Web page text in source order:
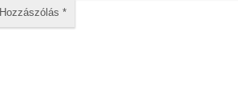
Hozzászólás *